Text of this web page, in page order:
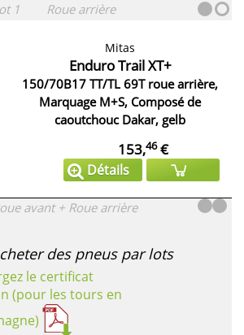
1 Roue arrière
Mitas
Enduro Trail XT+
150/70B17 TT/TL 69T roue arrière,
Marquage M+S, Composé de
caoutchouc Dakar, gelb
153,46€
Détails
avant + Roue arrière
des pneus par lots
le certificat
(pour les tours en